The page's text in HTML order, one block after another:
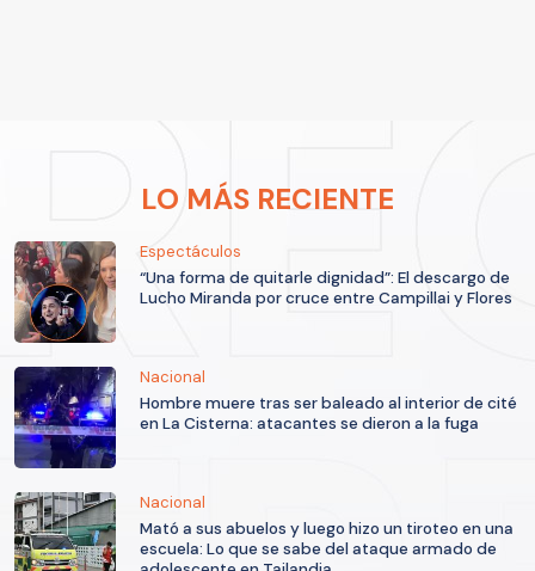
LO MÁS RECIENTE
Espectáculos
“Una forma de quitarle dignidad”: El descargo de
Lucho Miranda por cruce entre Campillai y Flores
Nacional
Hombre muere tras ser baleado al interior de cité
en La Cisterna: atacantes se dieron a la fuga
Nacional
Mató a sus abuelos y luego hizo un tiroteo en una
escuela: Lo que se sabe del ataque armado de